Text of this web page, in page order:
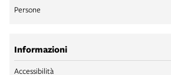
Persone
Informazioni
Accessibilità